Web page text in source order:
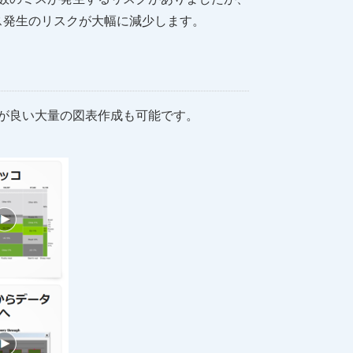
生のリスクが大幅に減少します。
良い大量の図表作成も可能です。